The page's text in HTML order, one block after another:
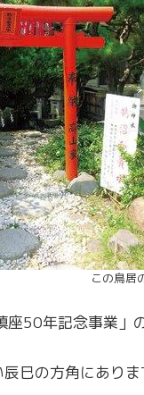
この鳥居
50年記念事業」
巳の方角にありま